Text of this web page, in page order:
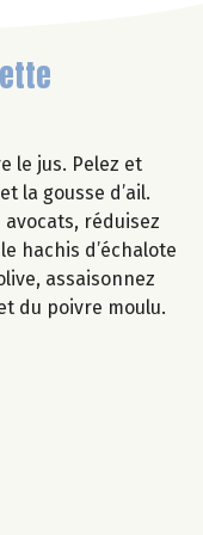
le jus. Pelez et
la gousse d’ail.
avocats, réduisez
hachis d’échalote
assaisonnez
du poivre moulu.